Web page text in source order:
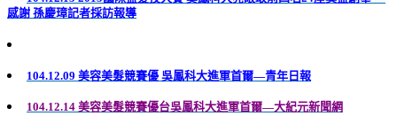
感謝 孫慶璋記者採訪報導
104.12.09 美容美髮競賽優 吳鳳科大進軍首爾—青年日報
104.12.14 美容美髮競賽優台吳鳳科大進軍首爾—大紀元新聞網